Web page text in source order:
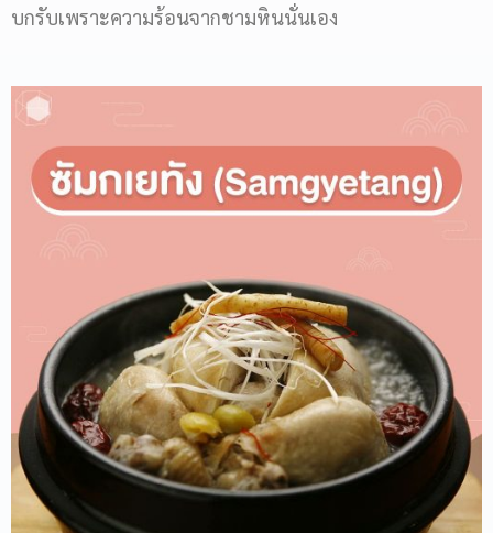
บกรับเพราะความร้อนจากชามหินนั่นเอง